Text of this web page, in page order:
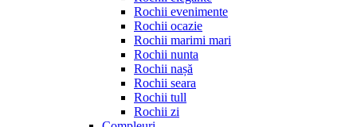
Rochii evenimente
Rochii ocazie
Rochii marimi mari
Rochii nunta
Rochii nașă
Rochii seara
Rochii tull
Rochii zi